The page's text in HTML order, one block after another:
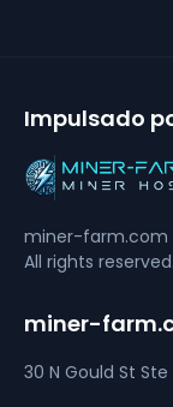
Impulsado
miner-farm.com
All rights reserved.
miner-
30 N Gould St Ste